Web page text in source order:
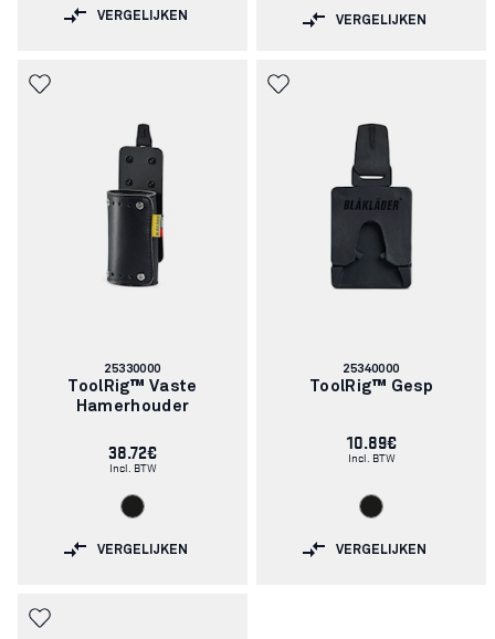
VERGELIJKEN VERGELIJKEN
Artikelnummer:
25330000
ToolRig™ Vaste
Hamerhouder
38.72€
Incl. BTW
VERGELIJKEN
Artikelnummer:
25340000
ToolRig™ Gesp
10.89€
Incl. BTW
VERGELIJKEN